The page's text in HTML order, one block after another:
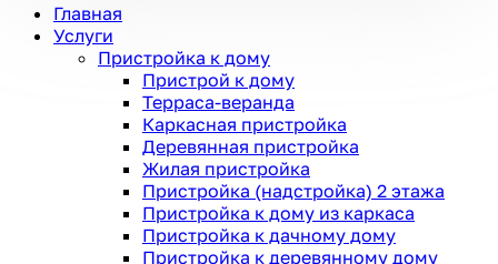
Главная
Услуги
Пристройка к дому
Пристрой к дому
Терраса-веранда
Каркасная пристройка
Деревянная пристройка
Жилая пристройка
Пристройка (надстройка) 2 этажа
Пристройка к дому из каркаса
Пристройка к дачному дому
Пристройка к деревянному дому